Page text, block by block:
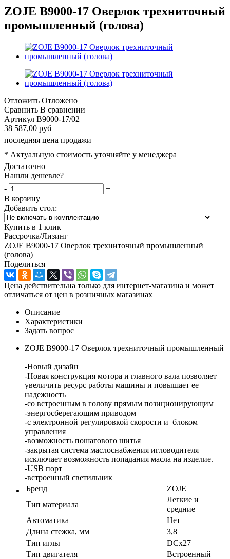
ZOJE B9000-17 Оверлок трехниточный
промышленный (голова)
Отложить Отложено
Сравнить В сравнении
Артикул B9000-17/02
38 587,00 руб
последняя цена продажи
* Актуальную стоимость уточняйте у менеджера
Достаточно
Нашли дешевле?
-
+
В корзину
Добавить стол:
Купить в 1 клик
Рассрочка/Лизинг
ZOJE B9000-17 Оверлок трехниточный промышленный
(голова)
Поделиться
Цена действительна только для интернет-магазина и может
отличаться от цен в розничных магазинах
Описание
Характеристики
Задать вопрос
ZOJE B9000-17 Оверлок трехниточный промышленный
-Новый дизайн
-Новая конструкция мотора и главного вала позволяет
увеличить ресурс работы машины и повышает ее
надежность
-со встроенным в голову прямым позиционирующим
-энергосберегающим приводом
-с электронной регулировкой скорости и блоком
управления
-возможность пошагового шитья
-закрытая система маслоснабжения игловодителя
исключает возможность попадания масла на изделие.
-USB порт
-встроенный светильник
Бренд
ZOJE
Тип материала
Легкие и
средние
Автоматика
Нет
Длина стежка, мм
3,8
Тип иглы
DCx27
Тип двигателя
Встроенный